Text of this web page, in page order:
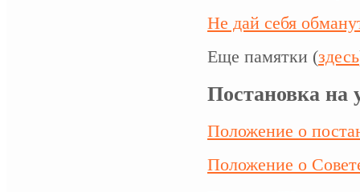
Не дай себя
Еще памятки (здесь
Постановка на
Положение о
Положение о